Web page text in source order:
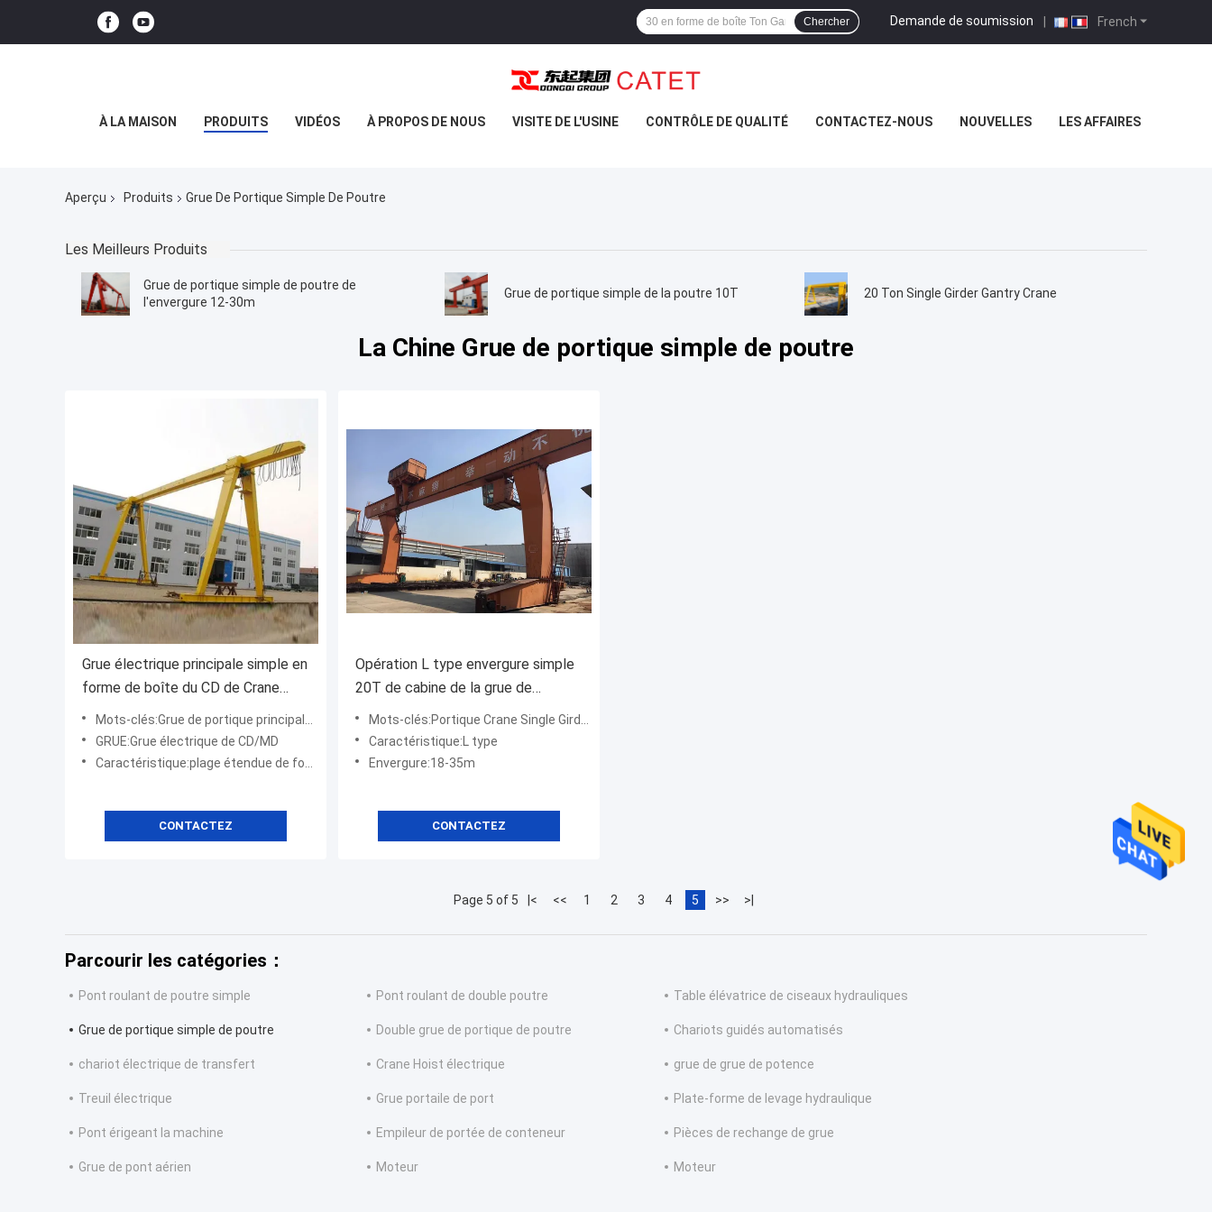
French
Demande de soumission |
Chercher
À LA MAISON PRODUITS VIDÉOS À PROPOS DE NOUS VISITE DE L'USINE CONTRÔLE DE QUALITÉ CONTACTEZ-NOUS NOUVELLES LES AFFAIRES
Aperçu Produits Grue De Portique Simple De Poutre
Les Meilleurs Produits
Grue de portique simple de poutre de
l'envergure 12-30m
Grue de portique simple de la poutre 10T 20 Ton Single Girder Gantry Crane
La Chine Grue de portique simple de poutre
Grue électrique principale simple en
forme de boîte du CD de Crane
Equipped With de portique de
poutre/DM
Mots-clés:Grue de portique principale simple en forme de boîte de poutre
GRUE:Grue électrique de CD/MD
Caractéristique:plage étendue de fonctionnement
CONTACTEZ
Opération L type envergure simple
20T de cabine de la grue de
portique de poutre 18-35m
Mots-clés:Portique Crane Single Girder
Caractéristique:L type
Envergure:18-35m
CONTACTEZ
Page 5 of 5 |< << 1 2 3 4 5 >> >|
Parcourir les catégories：
Pont roulant de poutre simple Pont roulant de double poutre Table élévatrice de ciseaux hydrauliques
Grue de portique simple de poutre Double grue de portique de poutre Chariots guidés automatisés
chariot électrique de transfert Crane Hoist électrique grue de grue de potence
Treuil électrique Grue portaile de port Plate-forme de levage hydraulique
Pont érigeant la machine Empileur de portée de conteneur Pièces de rechange de grue
Grue de pont aérien Moteur Moteur